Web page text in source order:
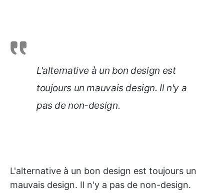
L'alternative à un bon design est
toujours un mauvais design. Il n'y a
pas de non-design.
L'alternative à un bon design est toujours un
mauvais design. Il n'y a pas de non-design.